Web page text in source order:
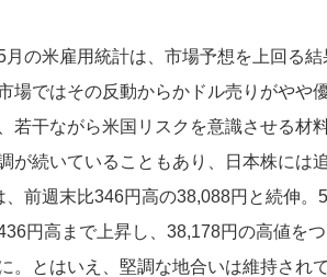
月の米雇用統計は、市場予想を上回る
場ではその反動からかドル売りがやや
若干ながら米国リスクを意識させる材
が続いていることもあり、日本株には
前週末比346円高の38,088円と続伸
円高まで上昇し、38,178円の高値を
。とはいえ、堅調な地合いは維持され